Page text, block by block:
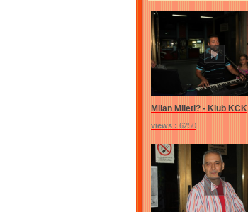
Milan Mileti? - Klub KCK
views : 6250